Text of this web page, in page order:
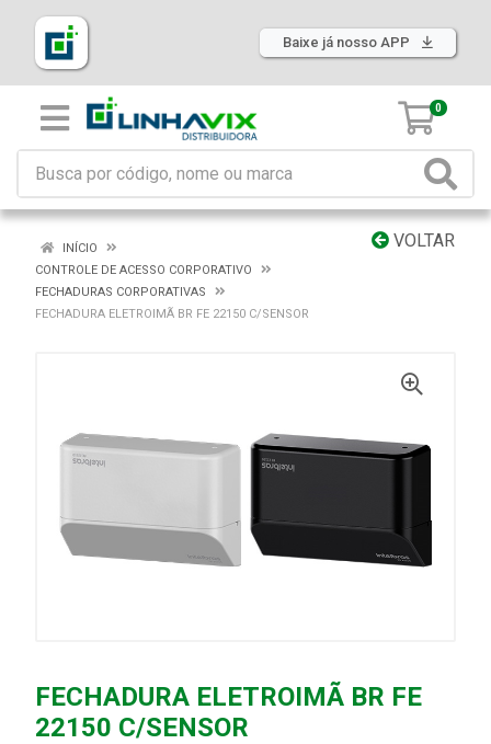
Baixe já nosso APP
0
VOLTAR
INÍCIO
CONTROLE DE ACESSO CORPORATIVO
FECHADURAS CORPORATIVAS
FECHADURA ELETROIMÃ BR FE 22150 C/SENSOR
FECHADURA ELETROIMÃ BR FE
22150 C/SENSOR